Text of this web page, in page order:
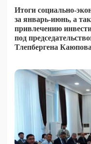
Итоги социально-
за январь-июнь, а
привлечению
под
Тлепбергена